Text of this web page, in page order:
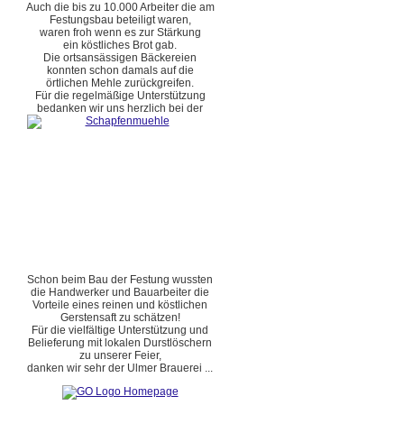
Auch die bis zu 10.000 Arbeiter die am
Festungsbau beteiligt waren,
waren froh wenn es zur Stärkung
ein köstliches Brot gab.
Die ortsansässigen Bäckereien
konnten schon damals auf die
örtlichen Mehle zurückgreifen.
Für die regelmäßige Unterstützung
bedanken wir uns herzlich bei der
Schon beim Bau der Festung wussten
die Handwerker und Bauarbeiter die
Vorteile eines reinen und köstlichen
Gerstensaft zu schätzen!
Für die vielfältige Unterstützung und
Belieferung mit lokalen Durstlöschern
zu unserer Feier,
danken wir sehr der Ulmer Brauerei ...